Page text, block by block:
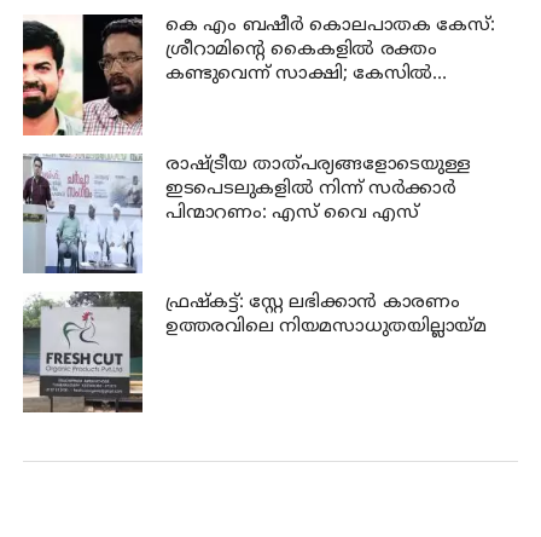
കെ എം ബഷീര്‍ കൊലപാതക കേസ്:
ശ്രീറാമിന്റെ കൈകളില്‍ രക്തം
കണ്ടുവെന്ന് സാക്ഷി; കേസില്‍
രാഷ്ട്രീയ താത്പര്യങ്ങളോടെയുള്ള
ഇടപെടലുകളില്‍ നിന്ന് സര്‍ക്കാര്‍
പിന്മാറണം: എസ് വൈ എസ്
ഫ്രഷ്‌കട്ട്: സ്റ്റേ ലഭിക്കാന്‍ കാരണം
ഉത്തരവിലെ നിയമസാധുതയില്ലായ്മ